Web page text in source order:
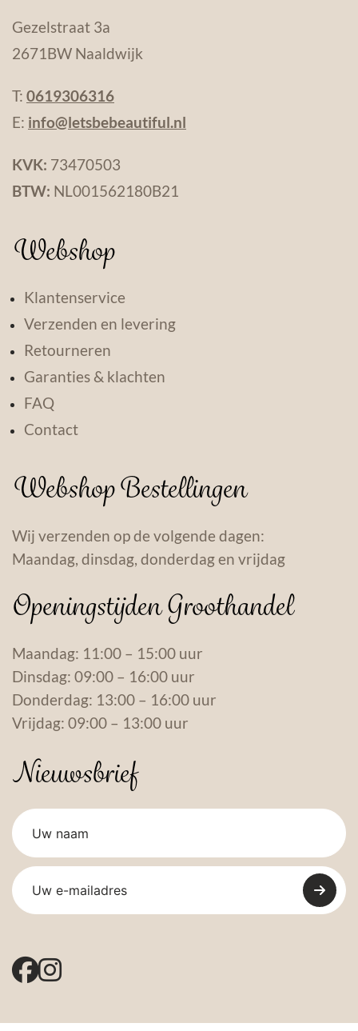
Gezelstraat 3a
2671BW Naaldwijk
T: 0619306316
E: info@letsbebeautiful.nl
KVK: 73470503
BTW: NL001562180B21
Webshop
Klantenservice
Verzenden en levering
Retourneren
Garanties & klachten
FAQ
Contact
Webshop Bestellingen
Wij verzenden op de volgende dagen:
Maandag, dinsdag, donderdag en vrijdag
Openingstijden Groothandel
Maandag: 11:00 – 15:00 uur
Dinsdag: 09:00 – 16:00 uur
Donderdag: 13:00 – 16:00 uur
Vrijdag: 09:00 – 13:00 uur
Nieuwsbrief